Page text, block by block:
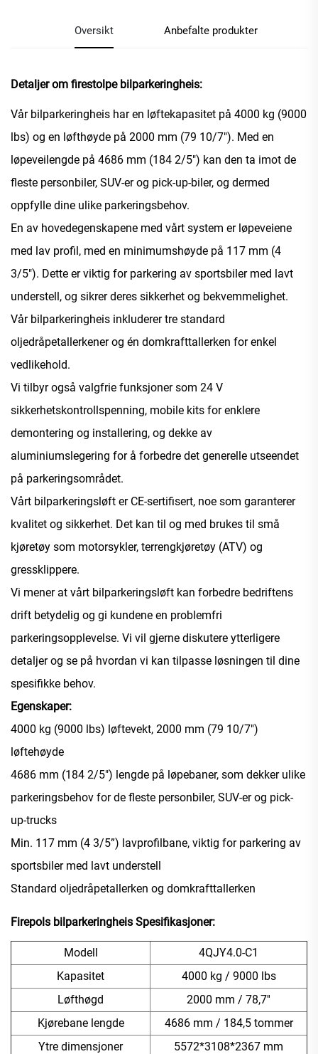
Oversikt Anbefalte produkter
Detaljer om firestolpe bilparkeringheis:
Vår bilparkeringheis har en løftekapasitet på 4000 kg (9000
lbs) og en løfthøyde på 2000 mm (79 10/7"). Med en
løpeveilengde på 4686 mm (184 2/5") kan den ta imot de
fleste personbiler, SUV-er og pick-up-biler, og dermed
oppfylle dine ulike parkeringsbehov.
En av hovedegenskapene med vårt system er løpeveiene
med lav profil, med en minimumshøyde på 117 mm (4
3/5"). Dette er viktig for parkering av sportsbiler med lavt
understell, og sikrer deres sikkerhet og bekvemmelighet.
Vår bilparkeringheis inkluderer tre standard
oljedråpetallerkener og én domkrafttallerken for enkel
vedlikehold.
Vi tilbyr også valgfrie funksjoner som 24 V
sikkerhetskontrollspenning, mobile kits for enklere
demontering og installering, og dekke av
aluminiumslegering for å forbedre det generelle utseendet
på parkeringsområdet.
Vårt bilparkeringsløft er CE-sertifisert, noe som garanterer
kvalitet og sikkerhet. Det kan til og med brukes til små
kjøretøy som motorsykler, terrengkjøretøy (ATV) og
gressklippere.
Vi mener at vårt bilparkeringsløft kan forbedre bedriftens
drift betydelig og gi kundene en problemfri
parkeringsopplevelse. Vi vil gjerne diskutere ytterligere
detaljer og se på hvordan vi kan tilpasse løsningen til dine
spesifikke behov.
Egenskaper:
4000 kg (9000 lbs) løftevekt, 2000 mm (79 10/7")
løftehøyde
4686 mm (184 2/5") lengde på løpebaner, som dekker ulike
parkeringsbehov for de fleste personbiler, SUV-er og pick-
up-trucks
Min. 117 mm (4 3/5”) lavprofilbane, viktig for parkering av
sportsbiler med lavt understell
Standard oljedråpetallerken og domkrafttallerken
Firepols bilparkeringheis Spesifikasjoner:
Modell
4QJY4.0-C1
Kapasitet
4000 kg / 9000 lbs
Løfthøgd
2000 mm / 78,7''
Kjørebane lengde
4686 mm / 184,5 tommer
Ytre dimensjoner
5572*3108*2367 mm